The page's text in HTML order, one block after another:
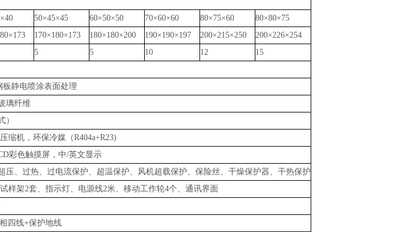
50×45×45 60×50×50 70×60×60 80×75×60
80×80×75
170×180×173 180×180×200 190×190×197 200×215×250
200×226×254
5 5 10 12
15
板静电喷涂表面处理
璃纤维
）
缩机，环保冷媒（R404a+R23)
彩色触摸屏，中/英文显示
压、过热、过电流保护、超温保护、风机超载保护、保险丝、干燥保护器、干热保护
样架2套、指示灯、电源线2米、移动工作轮4个、通讯界面
四线+保护地线